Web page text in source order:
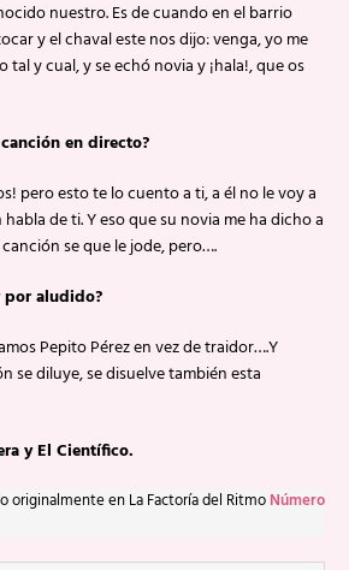
nuestro. Es de cuando en el barrio
y el chaval este nos dijo: venga, yo me
y cual, y se echó novia y ¡hala!, que os
en directo?
pero esto te lo cuento a ti, a él no le voy a
de ti. Y eso que su novia me ha dicho a
se que le jode, pero….
por aludido?
Pepito Pérez en vez de traidor….Y
se diluye, se disuelve también esta
y El Científico.
originalmente en La Factoría del Ritmo Número